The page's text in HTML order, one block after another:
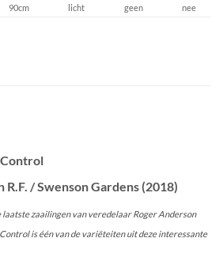
90cm licht geen nee
Control
/ Swenson Gardens (2018)
laatste zaailingen van veredelaar Roger Anderson
is één van de variëteiten uit deze interessante